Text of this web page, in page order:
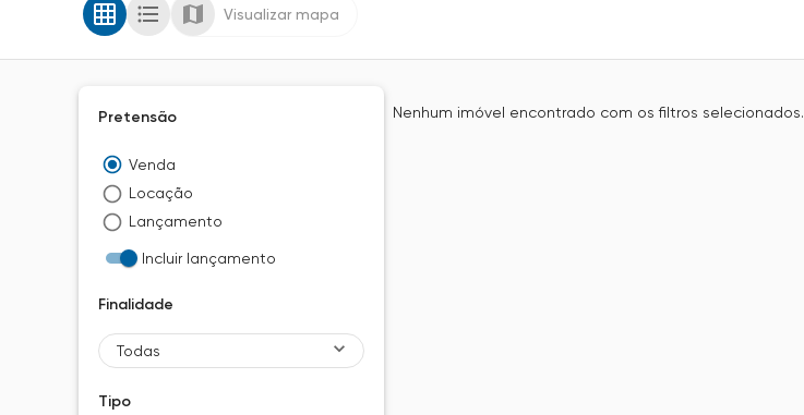
Visualizar mapa
Pretensão
Venda
Locação
Lançamento
Incluir lançamento
Finalidade
Todas
Tipo
Nenhum imóvel encontrado com os filtros selecionados.